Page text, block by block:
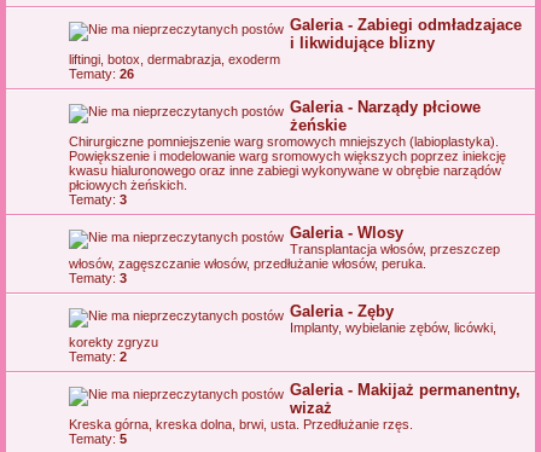
Galeria - Zabiegi odmładzajace
i likwidujące blizny
liftingi, botox, dermabrazja, exoderm
Tematy: 26
Galeria - Narządy płciowe
żeńskie
Chirurgiczne pomniejszenie warg sromowych mniejszych (labioplastyka).
Powiększenie i modelowanie warg sromowych większych poprzez iniekcję
kwasu hialuronowego oraz inne zabiegi wykonywane w obrębie narządów
płciowych żeńskich.
Tematy: 3
Galeria - Wlosy
Transplantacja włosów, przeszczep
włosów, zagęszczanie włosów, przedłużanie włosów, peruka.
Tematy: 3
Galeria - Zęby
Implanty, wybielanie zębów, licówki,
korekty zgryzu
Tematy: 2
Galeria - Makijaż permanentny,
wizaż
Kreska górna, kreska dolna, brwi, usta. Przedłużanie rzęs.
Tematy: 5